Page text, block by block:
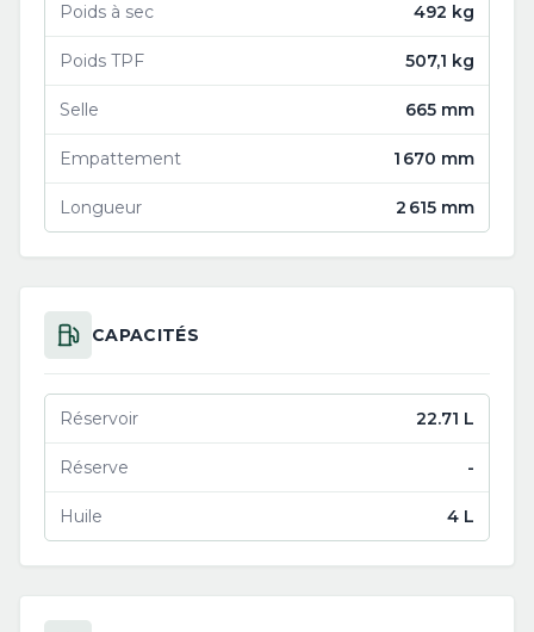
Poids à sec 492 kg
Poids TPF 507,1 kg
Selle 665 mm
Empattement 1 670 mm
Longueur 2 615 mm
CAPACITÉS
Réservoir 22.71 L
Réserve -
Huile 4 L